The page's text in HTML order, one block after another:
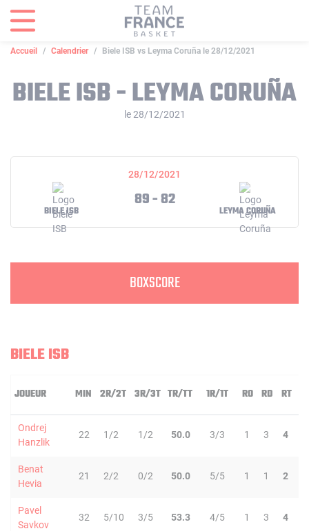
Accueil Calendrier Biele ISB vs Leyma Coruña le 28/12/2021
BIELE ISB - LEYMA CORUÑA
le 28/12/2021
28/12/2021
BIELE ISB
89 - 82
LEYMA CORUÑA
BOXSCORE
BIELE ISB
JOUEUR MIN 2R/2T 3R/3T TR/TT 1R/1T RO RD RT
Ondrej
Hanzlik
22 1/2 1/2 50.0 3/3 1 3 4
Benat
Hevia
21 2/2 0/2 50.0 5/5 1 1 2
Pavel
Savkov
32 5/10 3/5 53.3 4/5 1 3 4
Panneau de gestion des cookies